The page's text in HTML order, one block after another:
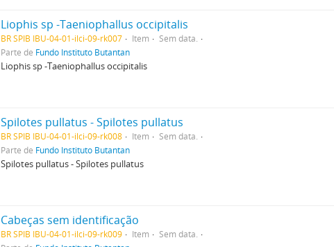
Liophis sp -Taeniophallus occipitalis
BR SPIB IBU-04-01-ilci-09-rk007 Item
Sem data.
Parte de Fundo Instituto Butantan
Liophis sp -Taeniophallus occipitalis
Spilotes pullatus - Spilotes pullatus
BR SPIB IBU-04-01-ilci-09-rk008 Item
Sem data.
Parte de Fundo Instituto Butantan
Spilotes pullatus - Spilotes pullatus
Cabeças sem identificação
BR SPIB IBU-04-01-ilci-09-rk009 Item
Sem data.